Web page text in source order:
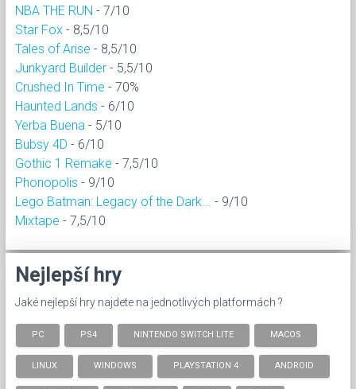
NBA THE RUN - 7/10
Star Fox - 8,5/10
Tales of Arise - 8,5/10
Junkyard Builder - 5,5/10
Crushed In Time - 70%
Haunted Lands - 6/10
Yerba Buena - 5/10
Bubsy 4D - 6/10
Gothic 1 Remake - 7,5/10
Phonopolis - 9/10
Lego Batman: Legacy of the Dark...
- 9/10
Mixtape - 7,5/10
Nejlepší hry
Jaké nejlepší hry najdete na jednotlivých platformách ?
PC PS4 NINTENDO SWITCH LITE MACOS
LINUX WINDOWS PLAYSTATION 4 ANDROID